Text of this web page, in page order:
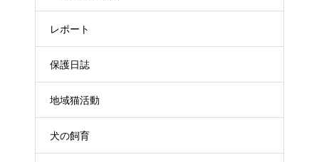
レポート
保護日誌
地域猫活動
犬の飼育